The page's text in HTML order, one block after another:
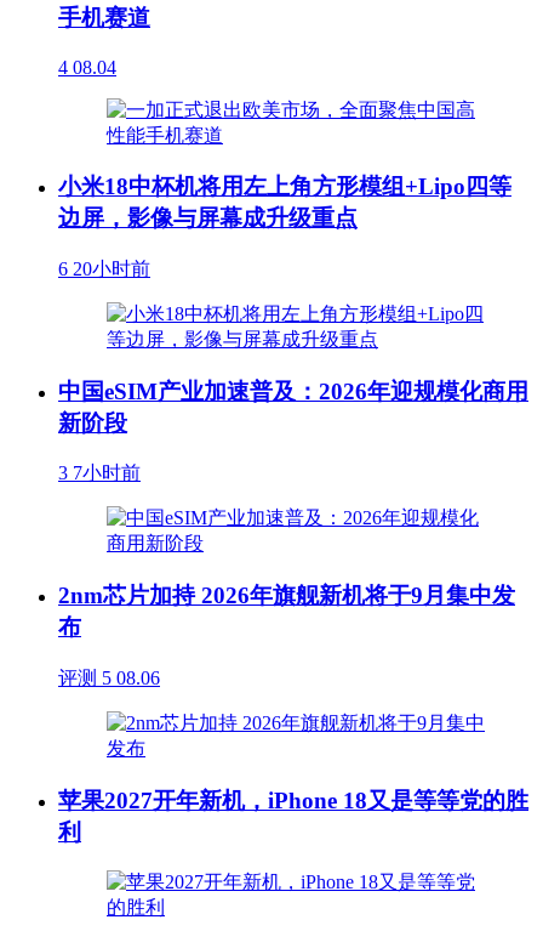
手机赛道
4 08.04
小米18中杯机将用左上角方形模组+Lipo四等
边屏，影像与屏幕成升级重点
6 20小时前
中国eSIM产业加速普及：2026年迎规模化商用
新阶段
3 7小时前
2nm芯片加持 2026年旗舰新机将于9月集中发
布
评测 5 08.06
苹果2027开年新机，iPhone 18又是等等党的胜
利